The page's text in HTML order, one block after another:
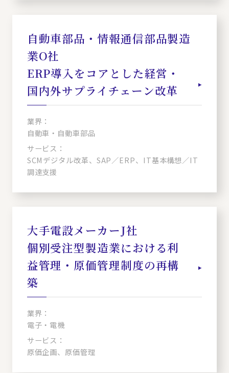
自動車部品・情報通信部品製造
業O社
ERP導入をコアとした経営・
国内外サプライチェーン改革
業界：
自動車・自動車部品
サービス：
SCMデジタル改革、SAP／ERP、IT基本構想／IT
調達支援
大手電設メーカーJ社
個別受注型製造業における利
益管理・原価管理制度の再構
築
業界：
電子・電機
サービス：
原価企画、原価管理